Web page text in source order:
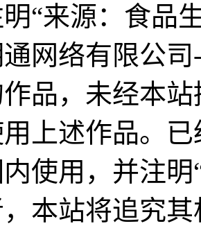
“来源：食品
网络有限公
品，未经本
上述作品。
使用，并注
本站将追究